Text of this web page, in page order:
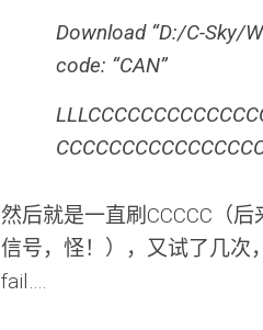
Download “D:/C-Sky/
code: “CAN”
然后就是一直刷CCCCC（
信号，怪！），又试了几次
fail….